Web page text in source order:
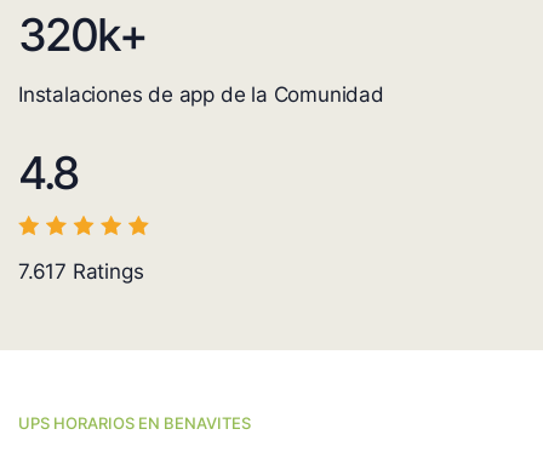
320k+
Instalaciones de app de la Comunidad
4.8
7.617 Ratings
UPS HORARIOS EN BENAVITES